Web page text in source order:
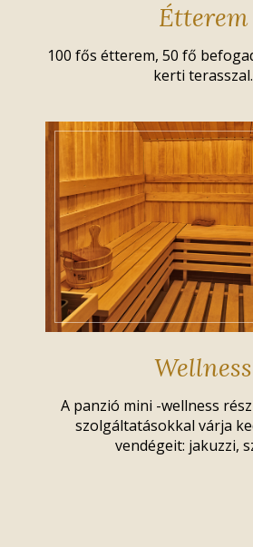
Étterem
100 fős étterem, 50 fő
kerti terasszal.
Wellness
A panzió mini -wellness
szolgáltatásokkal várja
vendégeit: jakuzzi,